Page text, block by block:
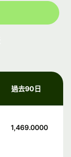
過去90日
1,469.0000